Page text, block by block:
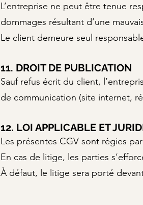
L’entreprise ne peut être tenue
dommages résultant d’une
Le client demeure seul
11. DROIT DE PUBLICATION
Sauf refus écrit du client,
de communication (site internet,
12. LOI APPLICABLE ET
Les présentes CGV sont régies
En cas de litige, les parties
À défaut, le litige sera porté